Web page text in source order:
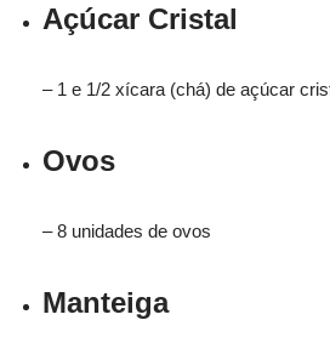
Açúcar Cristal
– 1 e 1/2 xícara (chá) de açúcar
Ovos
– 8 unidades de ovos
Manteiga